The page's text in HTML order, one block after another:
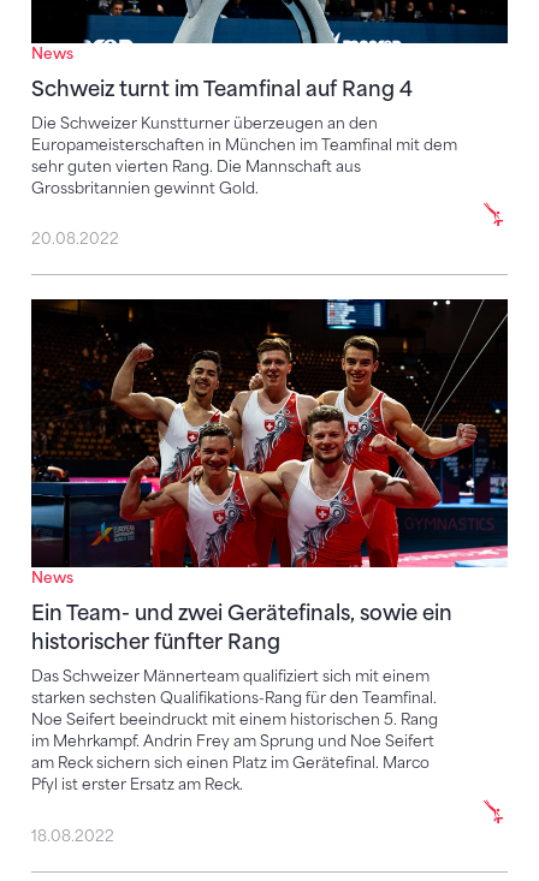
News
Schweiz turnt im Teamfinal auf Rang 4
Die Schweizer Kunstturner überzeugen an den
Europameisterschaften in München im Teamfinal mit dem
sehr guten vierten Rang. Die Mannschaft aus
Grossbritannien gewinnt Gold.
20.08.2022
News
Ein Team- und zwei Gerätefinals, sowie ein
historischer fünfter Rang
Das Schweizer Männerteam qualifiziert sich mit einem
starken sechsten Qualifikations-Rang für den Teamfinal.
Noe Seifert beeindruckt mit einem historischen 5. Rang
im Mehrkampf. Andrin Frey am Sprung und Noe Seifert
am Reck sichern sich einen Platz im Gerätefinal. Marco
Pfyl ist erster Ersatz am Reck.
Ein Team- und zwei Gerätefinals, sowie ein
18.08.2022